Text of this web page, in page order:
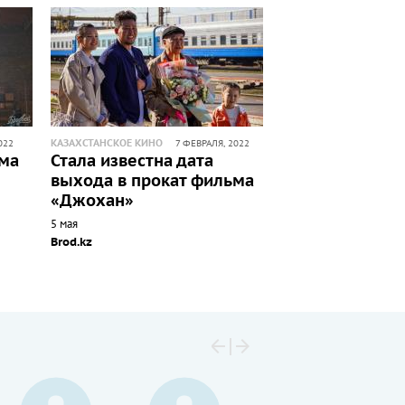
КАЗАХСТАНСКОЕ КИНО 7 ФЕВРАЛЯ, 2022
Стала известна дата
выхода в прокат фильма
«Джохан»
5 мая
Brod.kz